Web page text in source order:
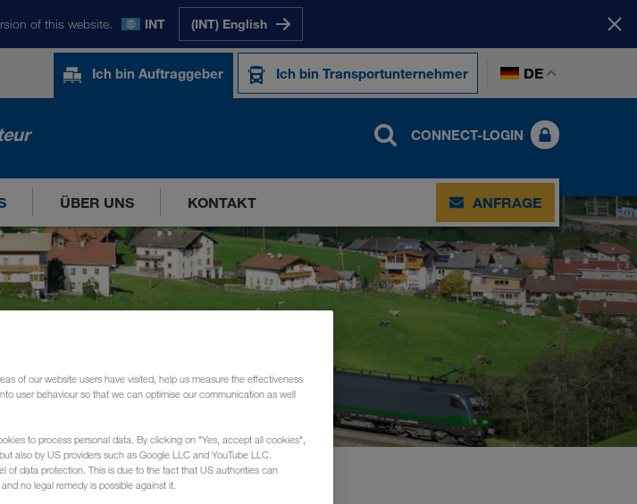
of this website. INT (INT) English
Ich bin Auftraggeber Ich bin Transportunternehmer DE
CONNECT-LOGIN
ÜBER UNS KONTAKT ANFRAGE
of our website users have visited, help us measure the effectiveness
user behaviour so that we can optimise our communication as well
to process personal data. By clicking on "Yes, accept all cookies",
also by US providers such as Google LLC and YouTube LLC.
of data protection. This is due to the fact that US authorities can
no legal remedy is possible against it.